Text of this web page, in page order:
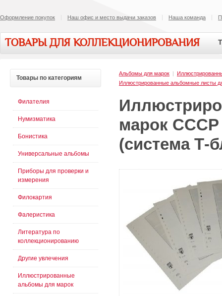
Оформление покупок Наш офис и место выдачи заказов Наша команда
ТОВАРЫ ДЛЯ КОЛЛЕКЦИОНИРОВАНИЯ
Альбомы для марок |
Иллюстрированные альбомные листы
марок СССР
(система Т-
Товары по категориям
Филателия
Нумизматика
Бонистика
Универсальные альбомы
Приборы для проверки и
измерения
Филокартия
Фалеристика
Литература по
коллекционированию
Другие увлечения
Иллюстрированные
альбомы для марок